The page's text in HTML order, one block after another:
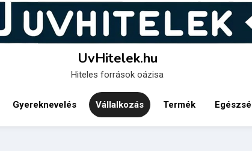
UvHitelek.hu
Hiteles források oázisa
Gyereknevelés Vállalkozás Termék